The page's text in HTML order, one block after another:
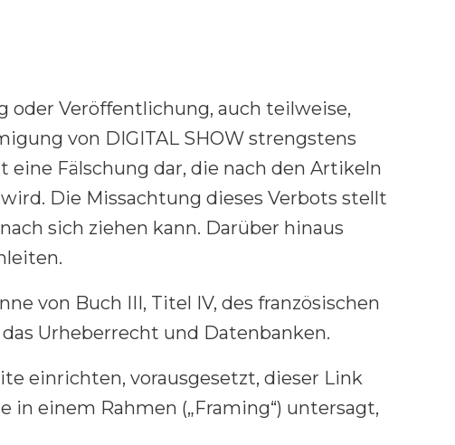
oder Veröffentlichung, auch teilweise,
von DIGITAL SHOW strengstens
Fälschung dar, die nach den Artikeln
Die Missachtung dieses Verbots stellt
sich ziehen kann. Darüber hinaus
von Buch III, Titel IV, des französischen
Urheberrecht und Datenbanken.
einrichten, vorausgesetzt, dieser Link
einem Rahmen („Framing“) untersagt,